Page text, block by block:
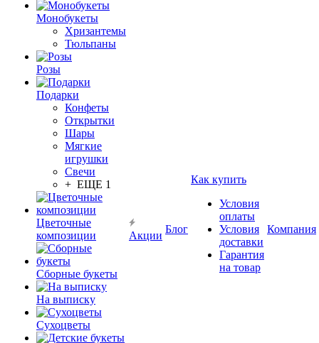
Монобукеты
Хризантемы
Тюльпаны
Розы
Подарки
Конфеты
Открытки
Шары
Мягкие
игрушки
Свечи
+ ЕЩЕ 1
Цветочные
композиции
Сборные букеты
На выписку
Сухоцветы
Акции
Блог
Как купить
Условия
оплаты
Условия
доставки
Гарантия
на товар
Компания